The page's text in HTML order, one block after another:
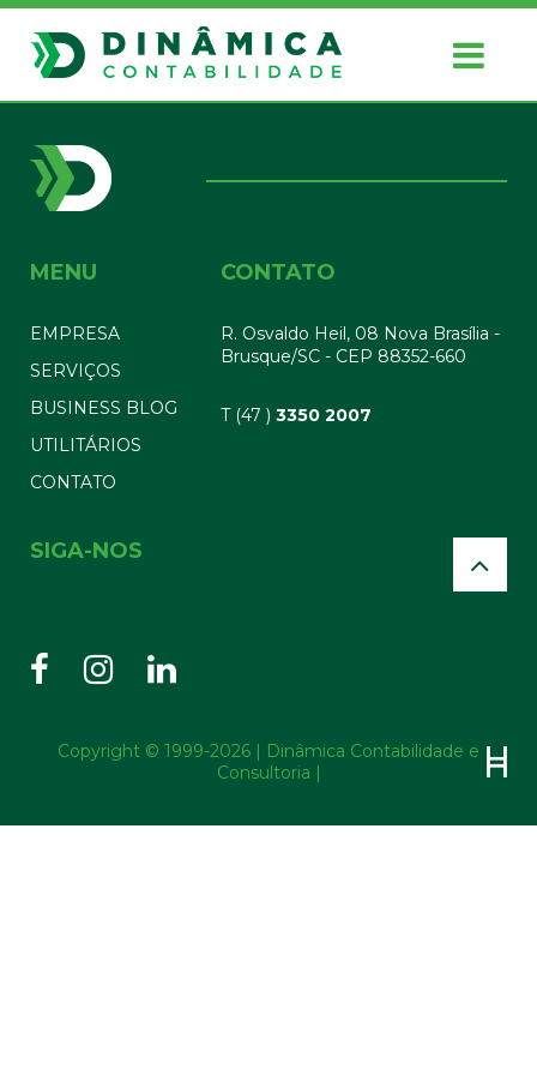
MENU
EMPRESA
SERVIÇOS
BUSINESS BLOG
UTILITÁRIOS
CONTATO
CONTATO
R. Osvaldo Heil, 08 Nova Brasília -
Brusque/SC - CEP 88352-660
T (47 )3350 2007
SIGA-NOS
Copyright © 1999-2026 | Dinâmica Contabilidade e
Consultoria |